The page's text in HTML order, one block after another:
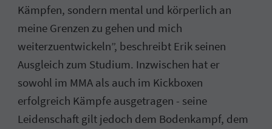
Kämpfen, sondern mental und körperlich an
meine Grenzen zu gehen und mich
weiterzuentwickeln”, beschreibt Erik seinen
Ausgleich zum Studium. Inzwischen hat er
sowohl im MMA als auch im Kickboxen
erfolgreich Kämpfe ausgetragen - seine
Leidenschaft gilt jedoch dem Bodenkampf, dem